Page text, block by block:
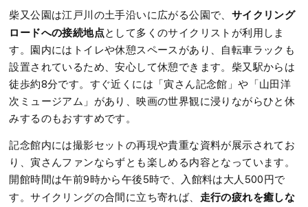
柴又公園は江戸川の土手沿いに広がる公園で、 サイクリング
ロードへの接続地点として多くのサイクリストが利用しま
す。園内にはトイレや休憩スペースがあり、自転車ラックも
設置されているため、安心して休憩できます。柴又駅からは
徒歩約8分です。すぐ近くには「寅さん記念館」や「山田洋
次ミュージアム」があり、映画の世界観に浸りながらひと休
みするのもおすすめです。
記念館内には撮影セットの再現や貴重な資料が展示されてお
り、寅さんファンならずとも楽しめる内容となっています。
開館時間は午前9時から午後5時で、入館料は大人500円で
す。サイクリングの合間に立ち寄れば、 走行の疲れを癒しな